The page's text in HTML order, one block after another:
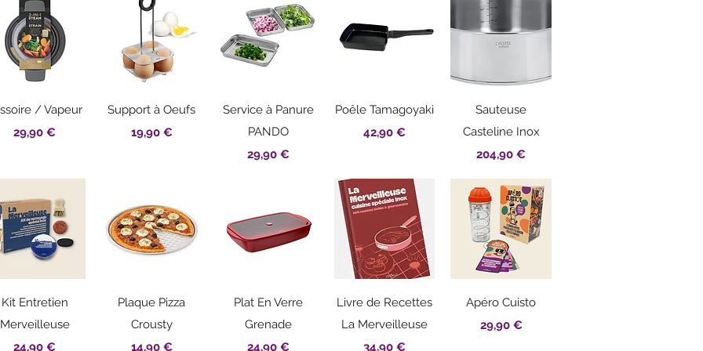
rapide
/ Vapeur
Prix
29,90 €
Aperçu rapide
Support à Oeufs
Prix
19,90 €
Aperçu rapide
Service à Panure
PANDO
Prix
29,90 €
Aperçu rapide
Poêle Tamagoyaki
Prix
42,90 €
Aperçu rapide
Sauteuse
Casteline Inox
Prix
204,90 €
rapide
Kit Entretien
Merveilleuse
Prix
24,90 €
Aperçu rapide
Plaque Pizza
Crousty
Prix
14,90 €
Aperçu rapide
Plat En Verre
Grenade
Prix
24,90 €
Aperçu rapide
Livre de Recettes
La Merveilleuse
Prix
34,90 €
Aperçu rapide
Apéro Cuisto
Prix
29,90 €